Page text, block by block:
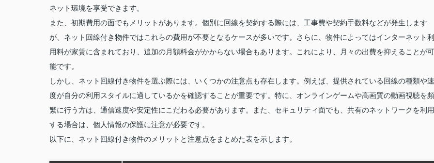
ネット環境を享受できます。
また、初期費用の面でもメリットがあります。個別に回線を契約する際には、工事費や契約手数料などが発生します
が、ネット回線付き物件ではこれらの費用が不要となるケースが多いです。さらに、物件によってはインターネット利
用料が家賃に含まれており、追加の月額料金がかからない場合もあります。これにより、月々の出費を抑えることが可
能です。
しかし、ネット回線付き物件を選ぶ際には、いくつかの注意点も存在します。例えば、提供されている回線の種類や速
度が自分の利用スタイルに適しているかを確認することが重要です。特に、オンラインゲームや高画質の動画視聴を頻
繁に行う方は、通信速度や安定性にこだわる必要があります。また、セキュリティ面でも、共有のネットワークを利用
する場合は、個人情報の保護に注意が必要です。
以下に、ネット回線付き物件のメリットと注意点をまとめた表を示します。